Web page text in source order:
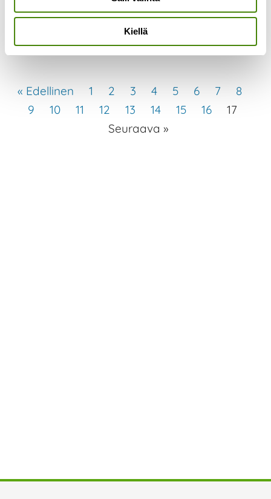
Kiellä
« Edellinen 1 2 3 4 5 6 7
8
9
10 11 12 13 14 15 16
17
Seuraava »